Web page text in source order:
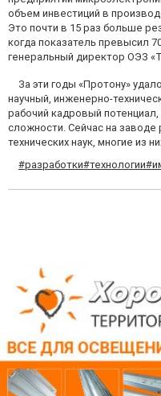
объем инвестиций в
Это почти в 15 раз больше
когда показатель превысил
генеральный директор ОЭЗ
За эти годы «Протону»
научный, инженерно-
рабочий кадровый
сложности. Сейчас на
технических наук, многие из
#разработки#технологии